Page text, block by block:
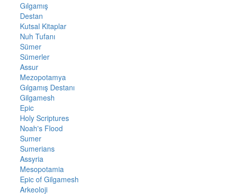
Gılgamış
Destan
Kutsal Kitaplar
Nuh Tufanı
Sümer
Sümerler
Assur
Mezopotamya
Gılgamış Destanı
Gilgamesh
Epic
Holy Scriptures
Noah's Flood
Sumer
Sumerians
Assyria
Mesopotamia
Epic of Gilgamesh
Arkeoloji